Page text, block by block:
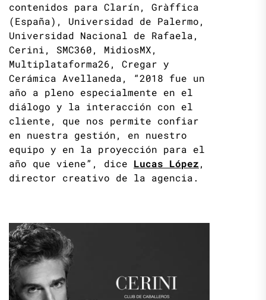
contenidos para Clarín, Gràffica
(España), Universidad de Palermo,
Universidad Nacional de Rafaela,
Cerini, SMC360, MidiosMX,
Multiplataforma26, Cregar y
Cerámica Avellaneda, “2018 fue un
año a pleno especialmente en el
diálogo y la interacción con el
cliente, que nos permite confiar
en nuestra gestión, en nuestro
equipo y en la proyección para el
año que viene”, dice Lucas López,
director creativo de la agencia.